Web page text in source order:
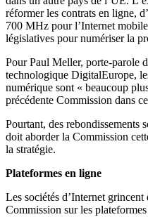
réformer les contrats en ligne,
700 MHz pour l’Internet
législatives pour numériser la
Pour Paul Meller, porte-parole
technologique DigitalEurope,
numérique sont « beaucoup
précédente Commission dans
Pourtant, des rebondissements
doit aborder la Commission
la stratégie.
Plateformes en ligne
Les sociétés d’Internet
Commission sur les